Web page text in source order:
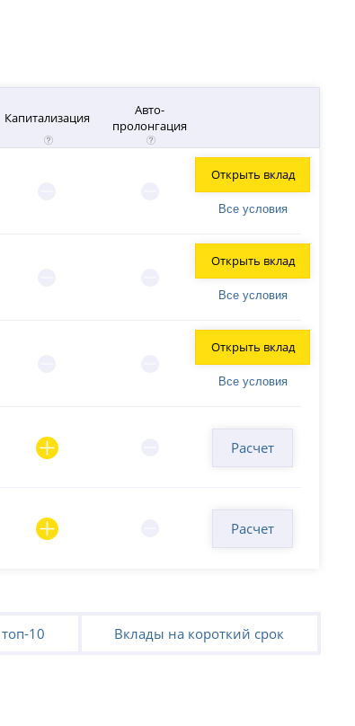
Капитализация
Авто-
пролонгация
Все условия
Открыть вклад
Все условия
Открыть вклад
Все условия
Открыть вклад
Расчет
Расчет
10 Вклады на короткий срок